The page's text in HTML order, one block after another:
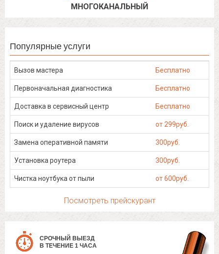
МНОГОКАНАЛЬНЫЙ
Популярные услуги
Вызов мастера Бесплатно
Первоначальная диагностика Бесплатно
Доставка в сервисный центр Бесплатно
Поиск и удаление вирусов от 299руб.
Замена оперативной памяти 300руб.
Установка роутера 300руб.
Чистка ноутбука от пыли от 600руб.
Посмотреть прейскурант
СРОЧНЫЙ ВЫЕЗД
В ТЕЧЕНИЕ 1 ЧАСА